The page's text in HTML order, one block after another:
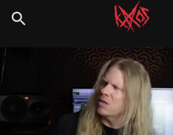
Siirry
suoraan
Kaaoszine